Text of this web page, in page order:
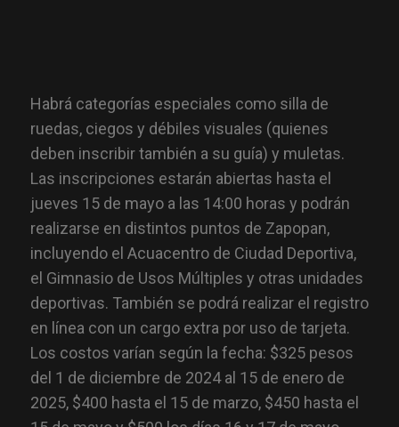
Habrá categorías especiales como silla de
ruedas, ciegos y débiles visuales (quienes
deben inscribir también a su guía) y muletas.
Las inscripciones estarán abiertas hasta el
jueves 15 de mayo a las 14:00 horas y podrán
realizarse en distintos puntos de Zapopan,
incluyendo el Acuacentro de Ciudad Deportiva,
el Gimnasio de Usos Múltiples y otras unidades
deportivas. También se podrá realizar el registro
en línea con un cargo extra por uso de tarjeta.
Los costos varían según la fecha: $325 pesos
del 1 de diciembre de 2024 al 15 de enero de
2025, $400 hasta el 15 de marzo, $450 hasta el